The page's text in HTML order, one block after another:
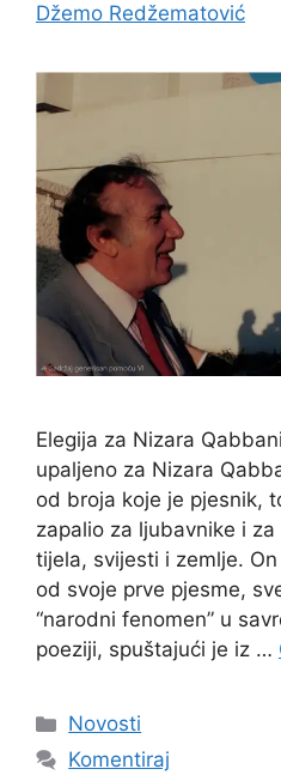
Džemo Redžematović
Elegija za Nizara
upaljeno za Nizara
od broja koje je pjesnik,
zapalio za ljubavnike i
tijela, svijesti i zemlje.
od svoje prve pjesme,
“narodni fenomen” u
poeziji, spuštajući je iz …
Kategorije
Novosti
Komentiraj